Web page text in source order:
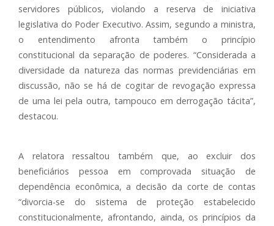
servidores públicos, violando a reserva de iniciativa
legislativa do Poder Executivo. Assim, segundo a ministra,
o entendimento afronta também o princípio
constitucional da separação de poderes. “Considerada a
diversidade da natureza das normas previdenciárias em
discussão, não se há de cogitar de revogação expressa
de uma lei pela outra, tampouco em derrogação tácita”,
destacou.
A relatora ressaltou também que, ao excluir dos
beneficiários pessoa em comprovada situação de
dependência econômica, a decisão da corte de contas
“divorcia-se do sistema de proteção estabelecido
constitucionalmente, afrontando, ainda, os princípios da